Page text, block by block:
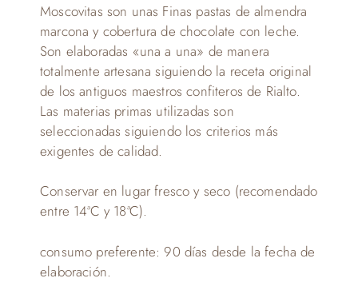
Moscovitas son unas Finas pastas de almendra
marcona y cobertura de chocolate con leche.
Son elaboradas «una a una» de manera
totalmente artesana siguiendo la receta original
de los antiguos maestros confiteros de Rialto.
Las materias primas utilizadas son
seleccionadas siguiendo los criterios más
exigentes de calidad.
Conservar en lugar fresco y seco (recomendado
entre 14ªC y 18ªC).
consumo preferente: 90 días desde la fecha de
elaboración.